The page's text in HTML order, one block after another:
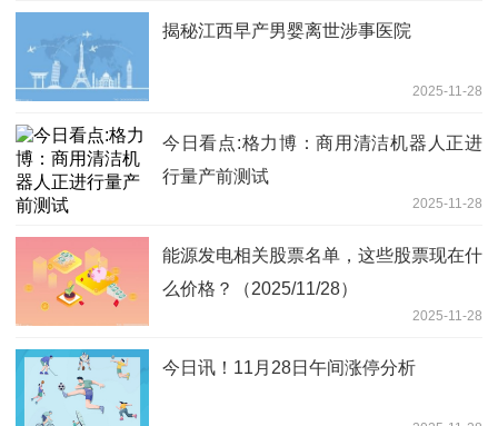
揭秘江西早产男婴离世涉事医院
2025-11-28
今日看点:格力博：商用清洁机器人正进
行量产前测试
2025-11-28
能源发电相关股票名单，这些股票现在什
么价格？（2025/11/28）
2025-11-28
今日讯！11月28日午间涨停分析